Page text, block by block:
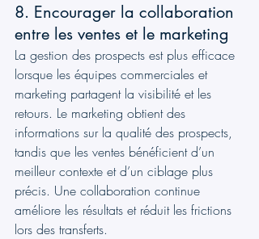
8. Encourager la collaboration
entre les ventes et le marketing
La gestion des prospects est plus efficace
lorsque les équipes commerciales et
marketing partagent la visibilité et les
retours. Le marketing obtient des
informations sur la qualité des prospects,
tandis que les ventes bénéficient d’un
meilleur contexte et d’un ciblage plus
précis. Une collaboration continue
améliore les résultats et réduit les frictions
lors des transferts.